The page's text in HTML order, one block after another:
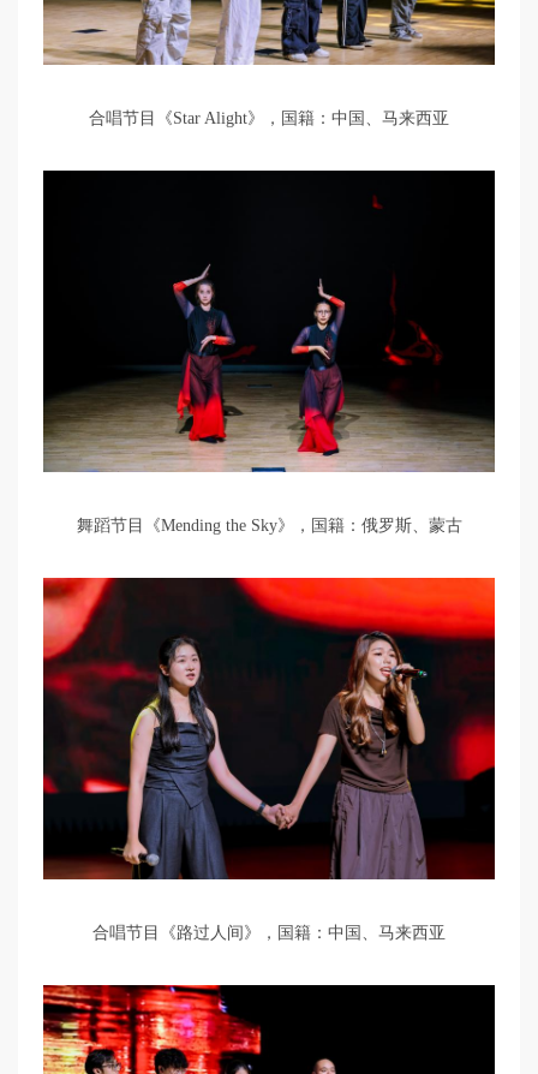
合唱节目《Star Alight》，国籍：中国、马来西亚
舞蹈节目《Mending the Sky》，国籍：俄罗斯、蒙古
合唱节目《路过人间》，国籍：中国、马来西亚